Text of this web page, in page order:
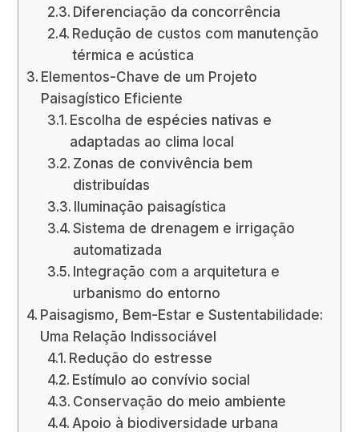
Diferenciação da concorrência
Redução de custos com manutenção
térmica e acústica
Elementos-Chave de um Projeto
Paisagístico Eficiente
Escolha de espécies nativas e
adaptadas ao clima local
Zonas de convivência bem
distribuídas
Iluminação paisagística
Sistema de drenagem e irrigação
automatizada
Integração com a arquitetura e
urbanismo do entorno
Paisagismo, Bem-Estar e Sustentabilidade:
Uma Relação Indissociável
Redução do estresse
Estímulo ao convívio social
Conservação do meio ambiente
Apoio à biodiversidade urbana